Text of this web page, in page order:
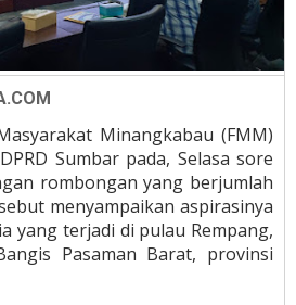
Minangkabau (FMM)
Sumbar pada, Selasa sore
rombongan yang berjumlah
menyampaikan aspirasinya
yang terjadi di pulau Rempang,
Pasaman Barat, provinsi